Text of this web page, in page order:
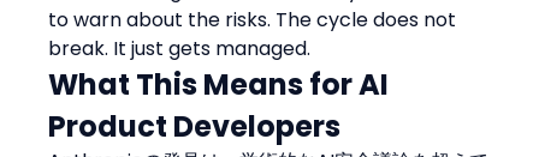
to warn about the risks. The cycle does not
break. It just gets managed.
What This Means for AI
Product Developers